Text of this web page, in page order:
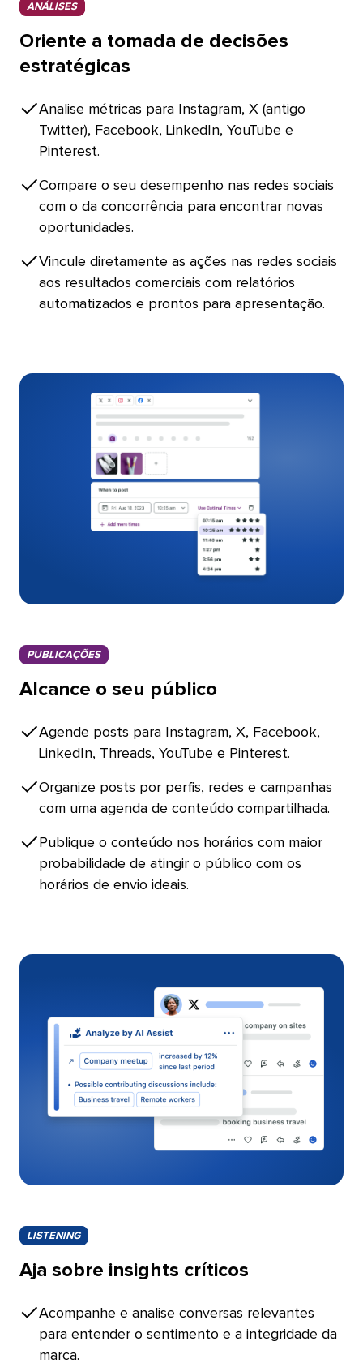
ANÁLISES​​
Oriente a tomada de decisões
estratégicas​​
Analise métricas para Instagram, X (antigo
Twitter), Facebook, LinkedIn, YouTube e
Pinterest.​​
Compare o seu desempenho nas redes sociais
com o da concorrência para encontrar novas
oportunidades.​​
Vincule diretamente as ações nas redes sociais
aos resultados comerciais com relatórios
automatizados e prontos para apresentação.​​
PUBLICAÇÕES​​
Alcance o seu público​​
Agende posts para Instagram, X, Facebook,
LinkedIn, Threads, YouTube e Pinterest.​​
Organize posts por perfis, redes e campanhas
com uma agenda de conteúdo compartilhada.​​
Publique o conteúdo nos horários com maior
probabilidade de atingir o público com os
horários de envio ideais.​​
LISTENING​​
Aja sobre insights críticos​​
Acompanhe e analise conversas relevantes
para entender o sentimento e a integridade da
marca.​​